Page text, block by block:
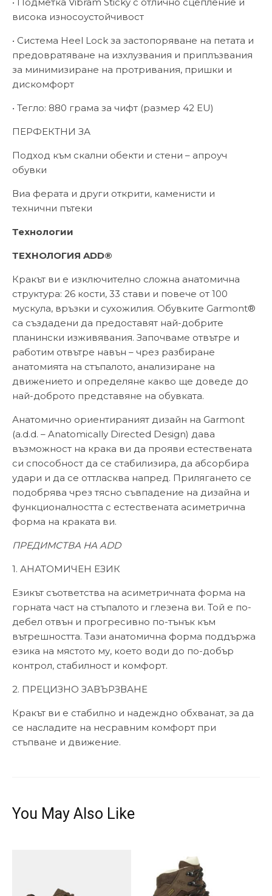
• Подметка Vibram Sticky с отлично сцепление и
висока износоустойчивост
• Система Heel Lock за застопоряване на петата и
предовратяване на изхлузвания и приплъзвания
за минимизиране на протривания, пришки и
дискомфорт
• Тегло: 880 грама за чифт (размер 42 EU)
ПЕРФЕКТНИ ЗА
Подход към скални обекти и стени – апроуч
обувки
Виа ферата и други открити, каменисти и
технични пътеки
Технологии
ТЕХНОЛОГИЯ ADD®
Кракът ви е изключително сложна анатомична
структура: 26 кости, 33 стави и повече от 100
мускула, връзки и сухожилия. Обувките Garmont®
са създадени да предоставят най-добрите
планински изживявания. Започваме отвътре и
работим отвътре навън – чрез разбиране
анатомията на стъпалото, анализиране на
движението и определяне какво ще доведе до
най-доброто представяне на обувката.
Анатомично ориентираният дизайн на Garmont
(a.d.d. – Anatomically Directed Design) дава
възможност на крака ви да прояви естествената
си способност да се стабилизира, да абсорбира
удари и да се оттласква напред. Прилягането се
подобрява чрез тясно съвпадение на дизайна и
функционалността с естествената асиметрична
форма на краката ви.
ПРЕДИМСТВА НА ADD
1. АНАТОМИЧЕН ЕЗИК
Езикът съответства на асиметричната форма на
горната част на стъпалото и глезена ви. Той е по-
дебел отвън и прогресивно по-тънък към
вътрешността. Тази анатомична форма поддържа
езика на мястото му, което води до по-добър
контрол, стабилност и комфорт.
2. ПРЕЦИЗНО ЗАВЪРЗВАНЕ
Кракът ви е стабилно и надеждно обхванат, за да
се насладите на несравним комфорт при
стъпване и движение.
You May Also Like